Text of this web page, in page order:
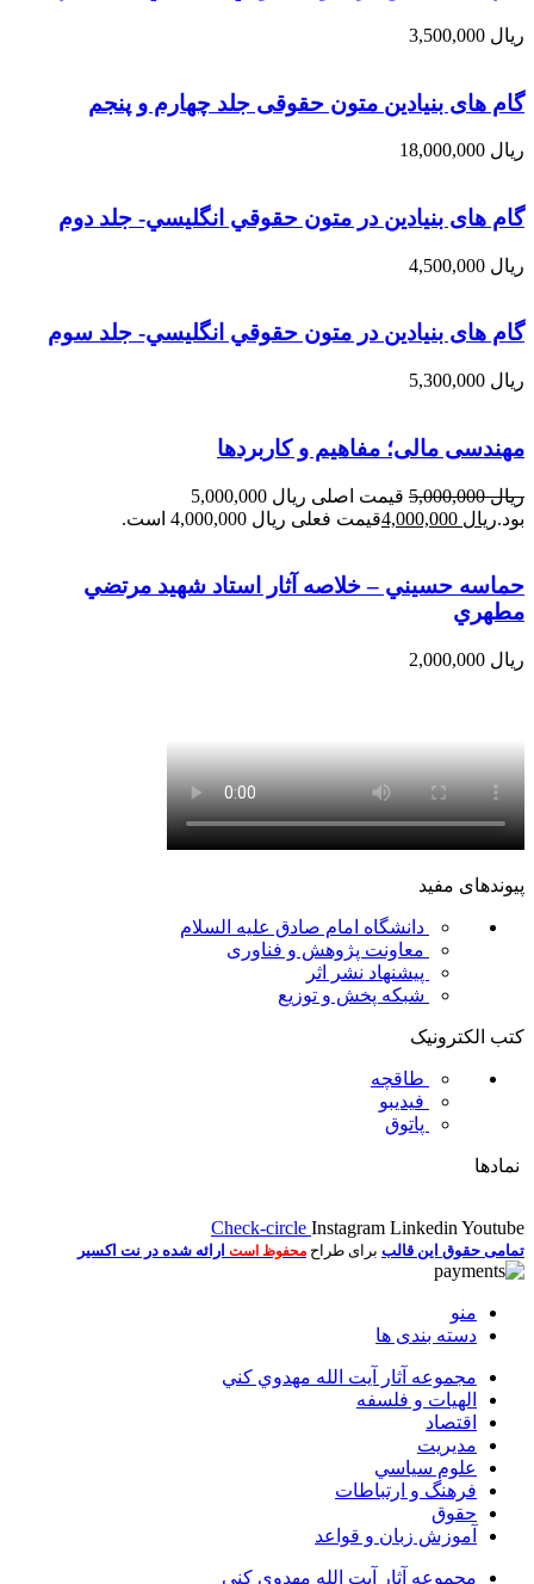
ریال
گام های بنیادین متون حقوقی جلد چهارم و پنجم
ریال
گام های بنیادین در متون حقوقي انگليسي- جلد دوم
ریال
گام های بنیادین در متون حقوقي انگليسي- جلد سوم
ریال
مهندسی مالی؛ مفاهیم و کاربردها
ریال5,000,000
قیمت اصلی ریال 5,000,000
بود.ریال قیمت فعلی ریال 4,000,000 است.
حماسه حسيني – خلاصه آثار استاد شهيد مرتضي
مطهري
ریال
پیوندهای مفید
دانشگاه امام صادق علیه السلام
معاونت پژوهش و فناوری
پیشنهاد نشر اثر
شبکه پخش و توزیع
کتب الکترونیک
طاقچه
فیدیبو
پاتوق
نمادها
Check-circle Instagram Linkedin Youtube
تمامی حقوق این قالب برای طراح محفوظ است ارائه شده در نت اکسیر
منو
دسته بندی ها
مجموعه آثار آيت الله مهدوي كني
الهیات و فلسفه
اقتصاد
مديريت
علوم سياسي
فرهنگ و ارتباطات
حقوق
آموزش زبان و قواعد
مجموعه آثار آيت الله مهدوي كني